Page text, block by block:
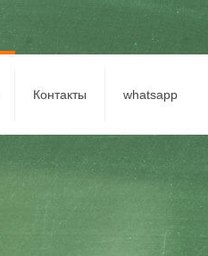
Контакты whatsapp